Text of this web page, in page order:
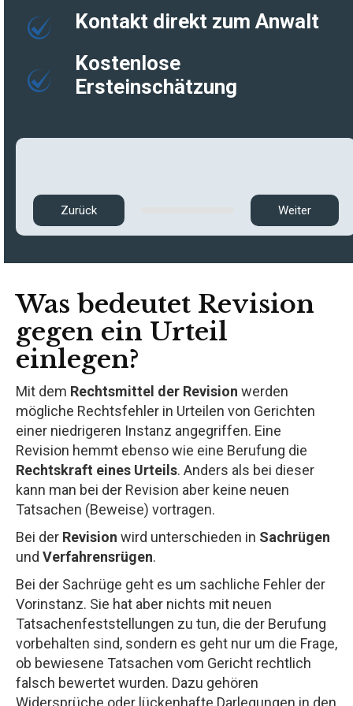
Kontakt direkt zum Anwalt
Kostenlose
Ersteinschätzung
Zurück Weiter
Was bedeutet Revision
gegen ein Urteil
einlegen?
Mit dem Rechtsmittel der Revision werden
mögliche Rechtsfehler in Urteilen von Gerichten
einer niedrigeren Instanz angegriffen. Eine
Revision hemmt ebenso wie eine Berufung die
Rechtskraft eines Urteils. Anders als bei dieser
kann man bei der Revision aber keine neuen
Tatsachen (Beweise) vortragen.
Bei der Revision wird unterschieden in Sachrügen
und Verfahrensrügen.
Bei der Sachrüge geht es um sachliche Fehler der
Vorinstanz. Sie hat aber nichts mit neuen
Tatsachenfeststellungen zu tun, die der Berufung
vorbehalten sind, sondern es geht nur um die Frage,
ob bewiesene Tatsachen vom Gericht rechtlich
falsch bewertet wurden. Dazu gehören
Widersprüche oder lückenhafte Darlegungen in den